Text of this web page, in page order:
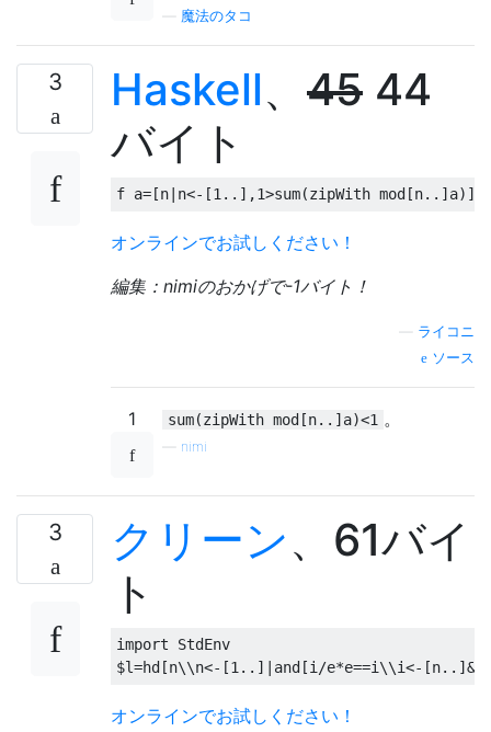
魔法のタコ
3 Haskell、 45 44
バイト
f a=[n n<-[1 ..],1>sum(zipWith mod [n..] a
オンラインでお試しください！
編集：nimiのおかげで-1バイト！
ライコニ
ソース
1 sum(zipWith mod[n..]a)<1 。
nimi
3 クリーン、61バイ
ト
import StdEnv
オンラインでお試しください！